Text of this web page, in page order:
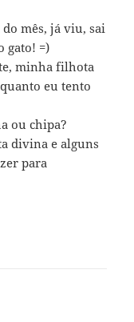
mês, já viu, sai
gato! =)
minha filhota
eu tento
ou chipa?
divina e alguns
para